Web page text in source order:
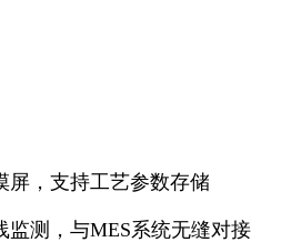
屏，支持工艺参数存储
监测，与MES系统无缝对接